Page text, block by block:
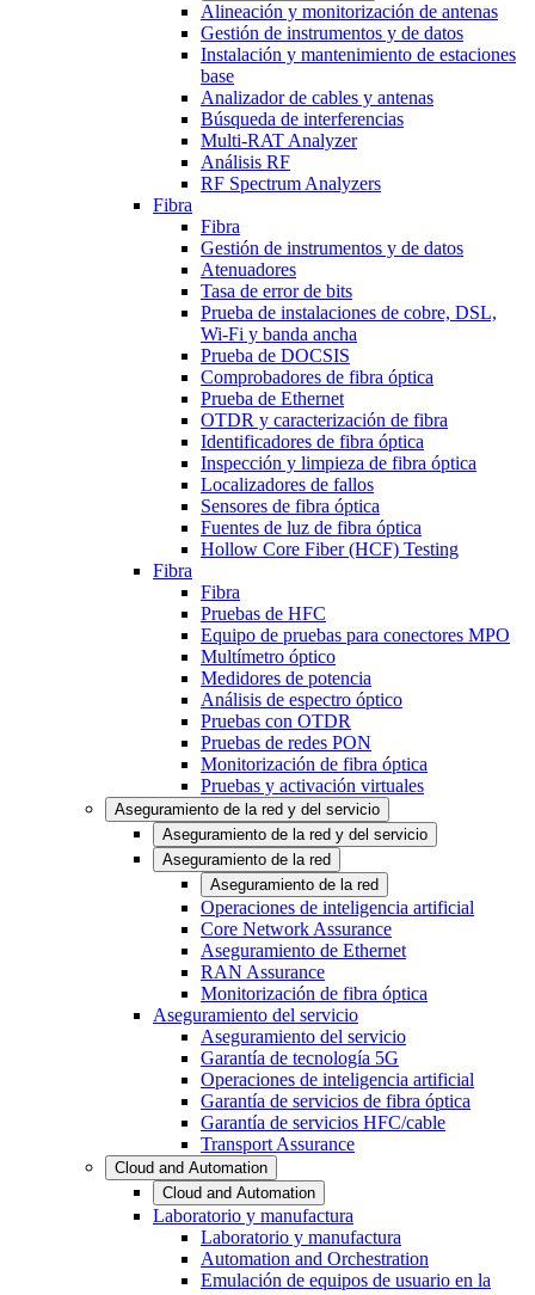
Alineación y monitorización de antenas
Gestión de instrumentos y de datos
Instalación y mantenimiento de estaciones
base
Analizador de cables y antenas
Búsqueda de interferencias
Multi-RAT Analyzer
Análisis RF
RF Spectrum Analyzers
Fibra
Fibra
Gestión de instrumentos y de datos
Atenuadores
Tasa de error de bits
Prueba de instalaciones de cobre, DSL,
Wi-Fi y banda ancha
Prueba de DOCSIS
Comprobadores de fibra óptica
Prueba de Ethernet
OTDR y caracterización de fibra
Identificadores de fibra óptica
Inspección y limpieza de fibra óptica
Localizadores de fallos
Sensores de fibra óptica
Fuentes de luz de fibra óptica
Hollow Core Fiber (HCF) Testing
Fibra
Fibra
Pruebas de HFC
Equipo de pruebas para conectores MPO
Multímetro óptico
Medidores de potencia
Análisis de espectro óptico
Pruebas con OTDR
Pruebas de redes PON
Monitorización de fibra óptica
Pruebas y activación virtuales
Aseguramiento de la red y del servicio
Aseguramiento de la red y del servicio
Aseguramiento de la red
Aseguramiento de la red
Operaciones de inteligencia artificial
Core Network Assurance
Aseguramiento de Ethernet
RAN Assurance
Monitorización de fibra óptica
Aseguramiento del servicio
Aseguramiento del servicio
Garantía de tecnología 5G
Operaciones de inteligencia artificial
Garantía de servicios de fibra óptica
Garantía de servicios HFC/cable
Transport Assurance
Cloud and Automation
Cloud and Automation
Laboratorio y manufactura
Laboratorio y manufactura
Automation and Orchestration
Emulación de equipos de usuario en la